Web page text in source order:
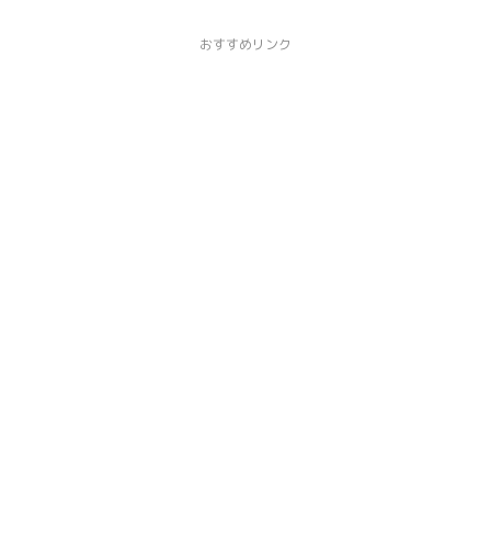
おすすめリンク